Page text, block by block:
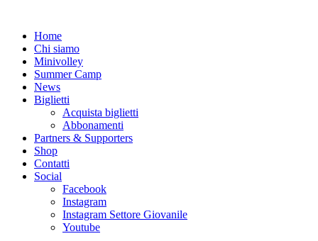
Home
Chi siamo
Minivolley
Summer Camp
News
Biglietti
Acquista biglietti
Abbonamenti
Partners & Supporters
Shop
Contatti
Social
Facebook
Instagram
Instagram Settore Giovanile
Youtube